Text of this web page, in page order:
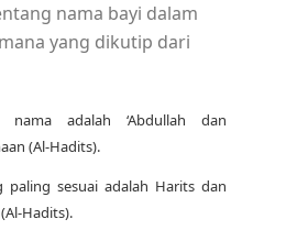
nama bayi dalam
yang dikutip dari
nama adalah ‘Abdullah dan
(Al-Hadits).
paling sesuai adalah Harits dan
Hadits).